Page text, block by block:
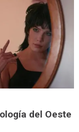
del Oeste